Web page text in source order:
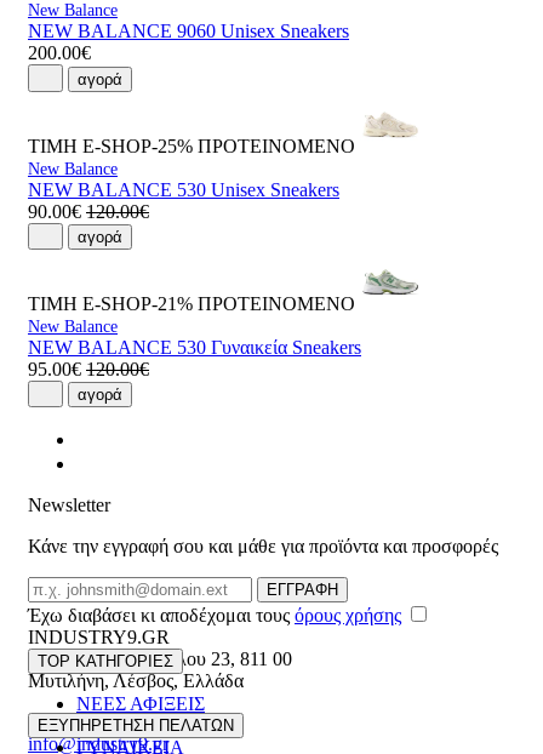
New Balance
NEW BALANCE 9060 Unisex Sneakers
200.00€
αγορά
ΤΙΜΗ E-SHOP-25% ΠΡΟΤΕΙΝΟΜΕΝΟ
New Balance
NEW BALANCE 530 Unisex Sneakers
90.00€ 120.00€
αγορά
ΤΙΜΗ E-SHOP-21% ΠΡΟΤΕΙΝΟΜΕΝΟ
New Balance
NEW BALANCE 530 Γυναικεία Sneakers
95.00€ 120.00€
αγορά
Newsletter
Κάνε την εγγραφή σου και μάθε για προϊόντα και προσφορές
Email
ΕΓΓΡΑΦΗ
Έχω διαβάσει κι αποδέχομαι τους όρους χρήσης
INDUSTRY9.GR
Ελευθέριου Βενιζέλου 23, 811 00
Μυτιλήνη,Λέσβος,Ελλάδα
22510 55629
info@industry9.gr
TOP ΚΑΤΗΓΟΡΙΕΣ
ΝΕΕΣ ΑΦΙΞΕΙΣ
ΑΝΔΡΙΚΑ
ΓΥΝΑΙΚΕΙΑ
ΕΞΥΠΗΡΕΤΗΣΗ ΠΕΛΑΤΩΝ